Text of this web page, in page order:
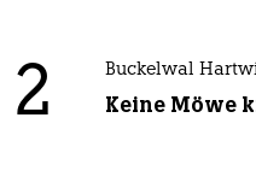
2 Buckelwal
Keine Möwe